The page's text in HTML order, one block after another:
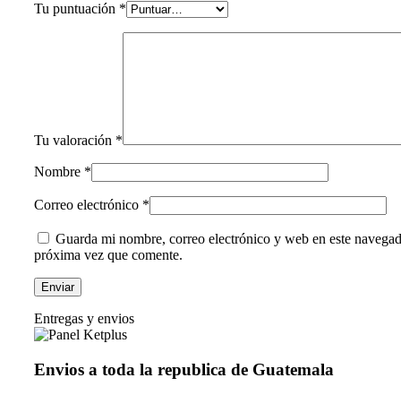
Tu puntuación *
Tu valoración *
Nombre *
Correo electrónico *
Guarda mi nombre, correo electrónico y web en este
próxima vez que comente.
Entregas y envios
Envios a toda la republica de Guatemala